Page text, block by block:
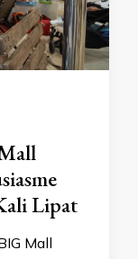
Lipat
Mall